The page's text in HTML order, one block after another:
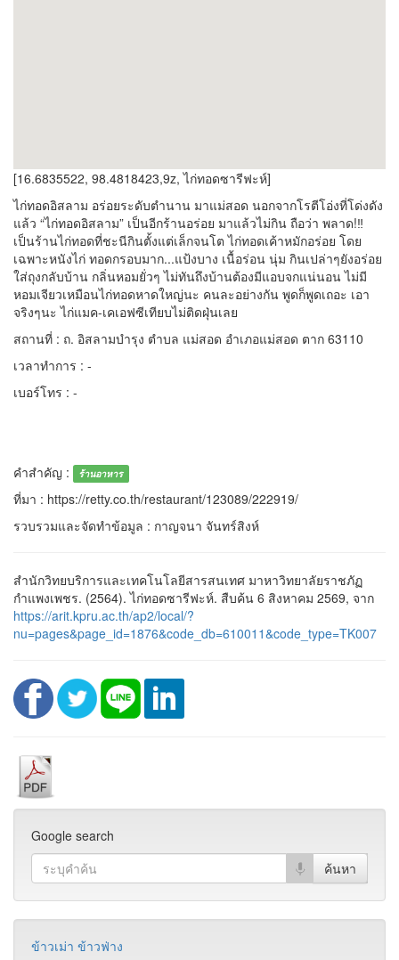
[16.6835522, 98.4818423,9z, ไก่ทอดซารีฟะห์]
ไก่ทอดอิสลาม อร่อยระดับตำนาน มาแม่สอด นอกจากโรตีโอ่งที่โด่งดัง
แล้ว “ไก่ทอดอิสลาม” เป็นอีกร้านอร่อย มาแล้วไม่กิน ถือว่า พลาด!‼️
เป็นร้านไก่ทอดที่ชะนีกินตั้งแต่เล็กจนโต ไก่ทอดเค้าหมักอร่อย โดย
เฉพาะหนังไก่ ทอดกรอบมาก...แป้งบาง เนื้อร่อน นุ่ม กินเปล่าๆยังอร่อย
ใส่ถุงกลับบ้าน กลิ่นหอมยั่วๆ ไม่ทันถึงบ้านต้องมีแอบจกแน่นอน ไม่มี
หอมเจียวเหมือนไก่ทอดหาดใหญ่นะ คนละอย่างกัน พูดก็พูดเถอะ เอา
จริงๆนะ ไก่แมค-เคเอฟซีเทียบไม่ติดฝุ่นเลย
สถานที่ : ถ. อิสลามบำรุง ตำบล แม่สอด อำเภอแม่สอด ตาก 63110
เวลาทำการ : -
เบอร์โทร : -
คำสำคัญ : ร้านอาหาร
ที่มา : https://retty.co.th/restaurant/123089/222919/
รวบรวมและจัดทำข้อมูล : กาญจนา จันทร์สิงห์
สำนักวิทยบริการและเทคโนโลยีสารสนเทศ มาหาวิทยาลัยราชภัฏ
กำแพงเพชร. (2564). ไก่ทอดซารีฟะห์. สืบค้น 6 สิงหาคม 2569, จาก
https://arit.kpru.ac.th/ap2/local/?
nu=pages&page_id=1876&code_db=610011&code_type=TK007
Google search
ข้าวเม่า ข้าวฟ่าง